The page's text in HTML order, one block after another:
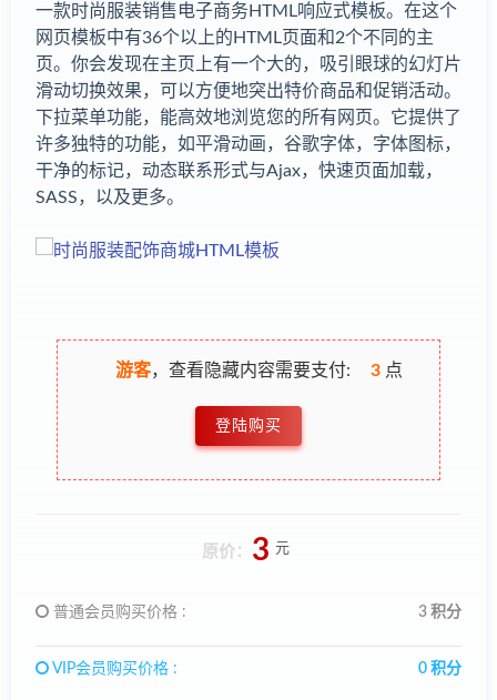
一款时尚服装销售电子商务HTML响应式模板。在这个
网页模板中有36个以上的HTML页面和2个不同的主
页。你会发现在主页上有一个大的，吸引眼球的幻灯片
滑动切换效果，可以方便地突出特价商品和促销活动。
下拉菜单功能，能高效地浏览您的所有网页。它提供了
许多独特的功能，如平滑动画，谷歌字体，字体图标，
干净的标记，动态联系形式与Ajax，快速页面加载，
SASS，以及更多。
游客，查看隐藏内容需要支付: 3点
登陆购买
原价： 3 元
普通会员购买价格 : 3 积分
VIP会员购买价格 : 0 积分